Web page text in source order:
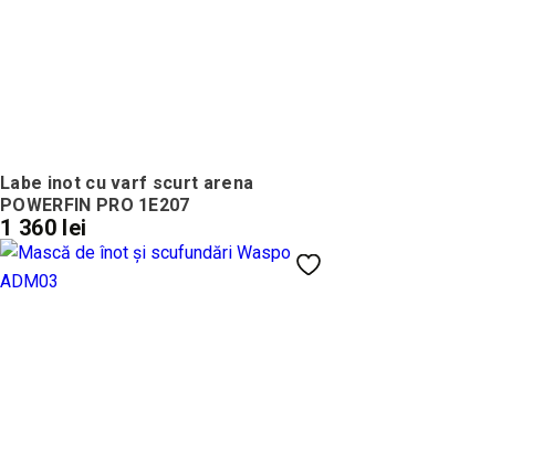
Labe inot cu varf scurt arena
POWERFIN PRO 1E207
1 360 lei